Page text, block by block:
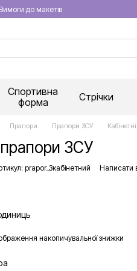
Вимоги до макетів
Спортивна
форма
Стрічки
Прапори Прапори ЗСУ
прапори ЗСУ
prapor_3кабінетний Написати
накопичувальної знижки